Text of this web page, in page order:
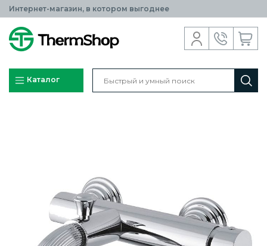
Интернет-магазин, в котором выгоднее
Каталог